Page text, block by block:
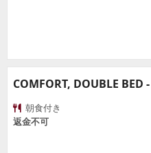
COMFORT, DOUBLE
朝食付き
返金不可